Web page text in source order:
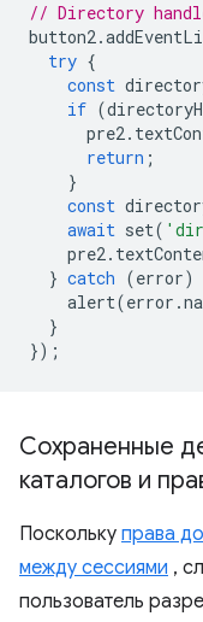
// Directory
button2.
try {
const
if (
pre2.
return ;
}
const
await set(
pre2.
} catch (error)
alert(error .
}
});
Сохраненные
каталогов и
Поскольку права
между сессиями ,
пользователь